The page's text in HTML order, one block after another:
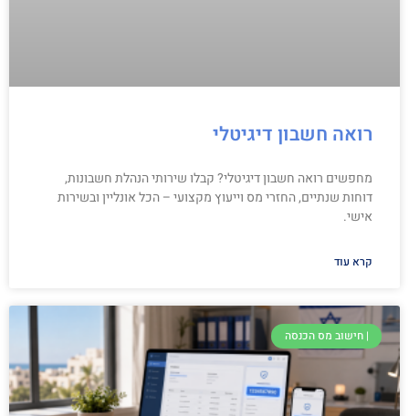
רואה חשבון דיגיטלי
מחפשים רואה חשבון דיגיטלי? קבלו שירותי הנהלת חשבונות,
דוחות שנתיים, החזרי מס וייעוץ מקצועי – הכל אונליין ובשירות
אישי.
קרא עוד
| חישוב מס הכנסה